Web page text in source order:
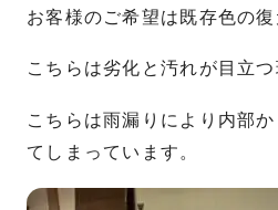
お客様のご希望は既存色の復
こちらは劣化と汚れが目立つ
こちらは雨漏りにより内部
てしまっています。